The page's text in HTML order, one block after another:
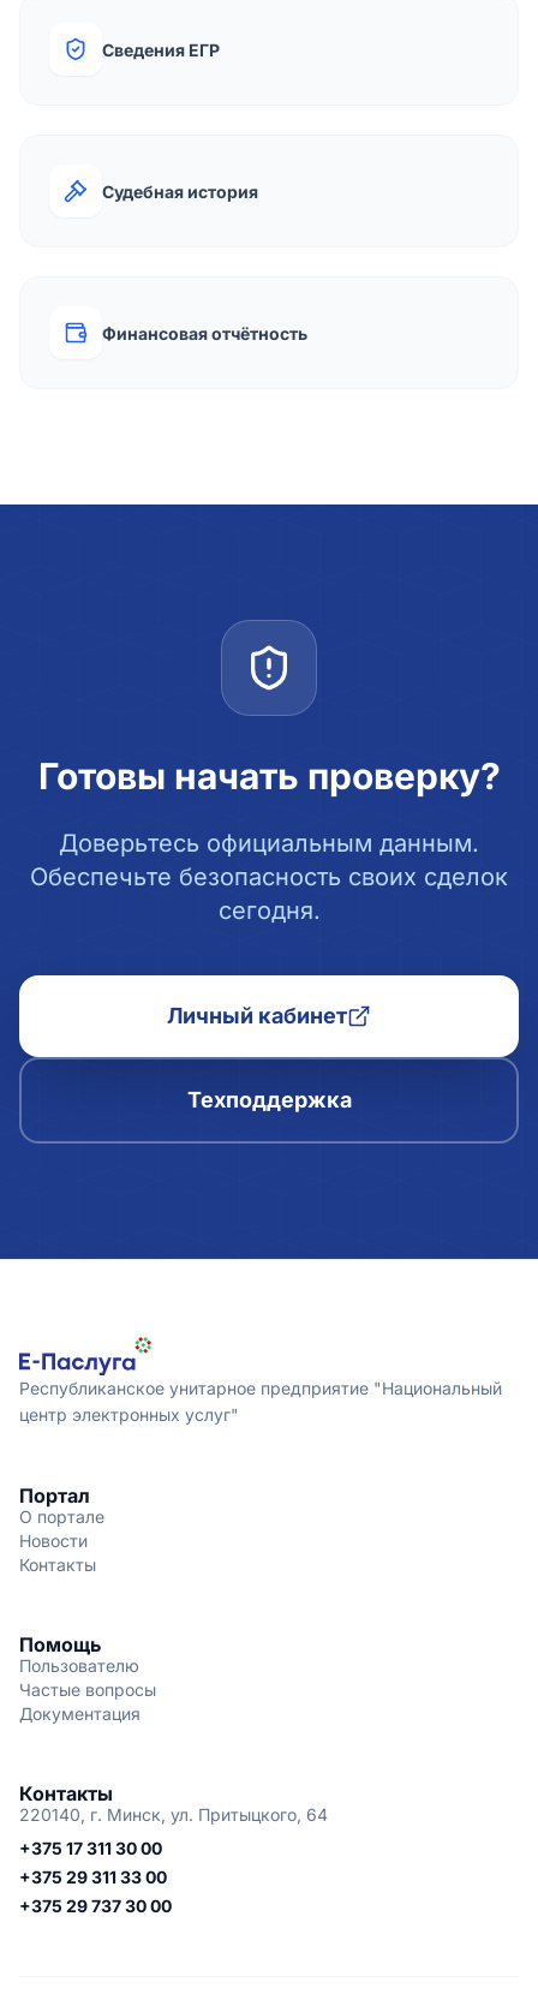
Сведения ЕГР
Судебная история
Финансовая отчётность
Готовы начать проверку?
Доверьтесь официальным данным.
Обеспечьте безопасность своих сделок
сегодня.
Личный кабинет
Техподдержка
Республиканское унитарное предприятие "Национальный
центр электронных услуг"
Портал
О портале
Новости
Контакты
Помощь
Пользователю
Частые вопросы
Документация
Контакты
220140, г. Минск, ул. Притыцкого, 64
+375 17 311 30 00
+375 29 311 33 00
+375 29 737 30 00